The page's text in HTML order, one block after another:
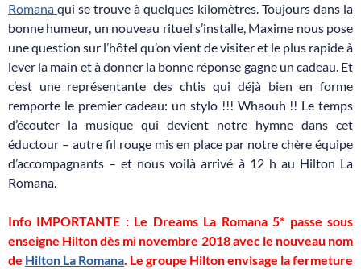
Romana qui se trouve à quelques kilomètres. Toujours dans la
bonne humeur, un nouveau rituel s’installe, Maxime nous pose
une question sur l’hôtel qu’on vient de visiter et le plus rapide à
lever la main et à donner la bonne réponse gagne un cadeau. Et
c’est une représentante des chtis qui déjà bien en forme
remporte le premier cadeau: un stylo !!! Whaouh !! Le temps
d’écouter la musique qui devient notre hymne dans cet
éductour – autre fil rouge mis en place par notre chère équipe
d’accompagnants – et nous voilà arrivé à 12 h au Hilton La
Romana.
Info IMPORTANTE : Le Dreams La Romana 5* passe sous
enseigne Hilton dès mi novembre 2018 avec le nouveau nom
de Hilton La Romana. Le groupe Hilton envisage la fermeture